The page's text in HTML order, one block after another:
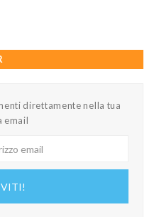
direttamente nella tua
email